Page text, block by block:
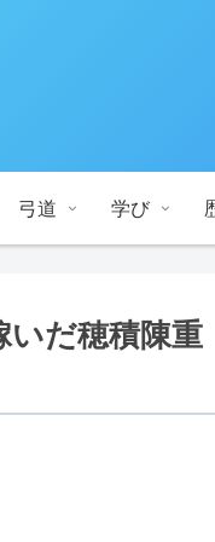
弓道 学び
だ穂積陳